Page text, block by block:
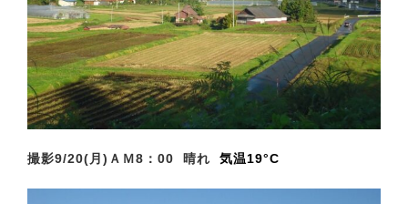
撮影9/20(月)ＡＭ8 ：00 晴れ 気温19°C